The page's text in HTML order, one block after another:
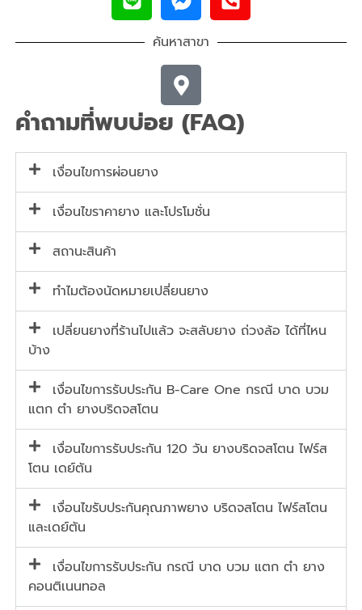
ค้นหาสาขา
คำถามที่พบบ่อย (FAQ)
เงื่อนไขการผ่อนยาง
เงื่อนไขราคายาง และโปรโมชั่น
สถานะสินค้า
ทำไมต้องนัดหมายเปลี่ยนยาง
เปลี่ยนยางที่ร้านไปแล้ว จะสลับยาง ถ่วงล้อ ได้ที่ไหน
บ้าง
เงื่อนไขการรับประกัน B-Care One กรณี บาด บวม
แตก ตำ ยางบริดจสโตน
เงื่อนไขการรับประกัน 120 วัน ยางบริดจสโตน ไฟร์ส
โตน เดย์ตัน
เงื่อนไขรับประกันคุณภาพยาง บริดจสโตน ไฟร์สโตน
และเดย์ตัน
เงื่อนไขการรับประกัน กรณี บาด บวม แตก ตำ ยาง
คอนติเนนทอล